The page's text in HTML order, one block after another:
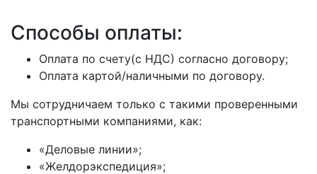
Способы оплаты:
Оплата по счету(с НДС) согласно договору;
Оплата картой/наличными по договору.
Мы сотрудничаем только с такими проверенными
транспортными компаниями, как:
«Деловые линии»;
«Желдорэкспедиция»;